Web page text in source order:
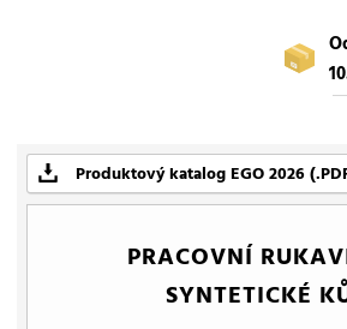
Produktový katalog EGO 2026
PRACOVNÍ
SYNTETICKÉ